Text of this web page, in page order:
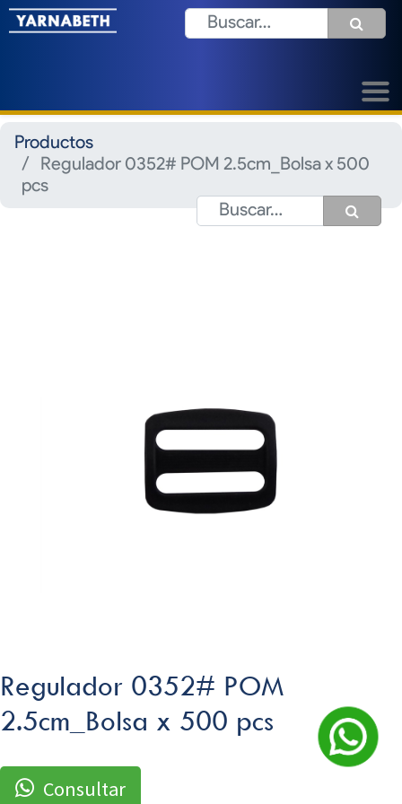
Productos
Regulador 0352# POM 2.5cm_Bolsa x 500
pcs
Regulador 0352# POM
2.5cm_Bolsa x 500 pcs
Consultar